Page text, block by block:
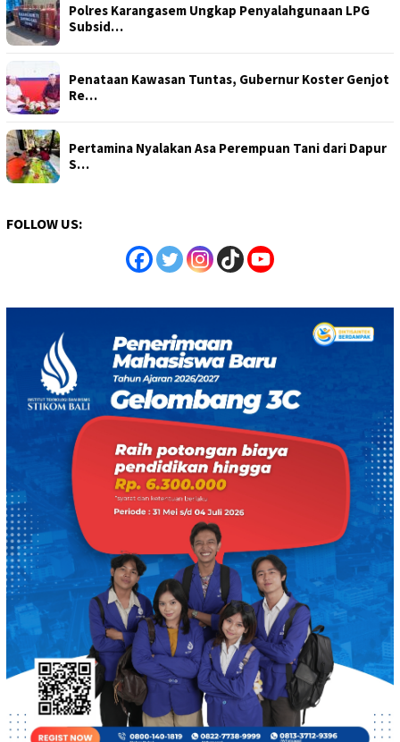
Polres Karangasem Ungkap Penyalahgunaan LPG
Subsid…
Penataan Kawasan Tuntas, Gubernur Koster Genjot
Re…
Pertamina Nyalakan Asa Perempuan Tani dari Dapur
S…
FOLLOW US: